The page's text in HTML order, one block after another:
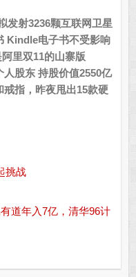
发射3236颗互联网卫星
Kindle电子书不受影响
里双11的山寨版
股东 持股价值2550亿
指，昨夜甩出15款硬
挑战
道年入7亿，清华96计